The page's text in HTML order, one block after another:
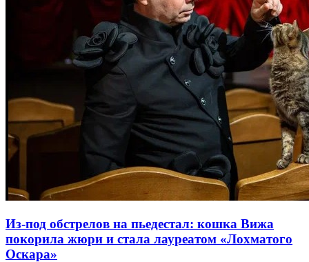
Из-под обстрелов на пьедестал: кошка Вижа
покорила жюри и стала лауреатом «Лохматого
Оскара»